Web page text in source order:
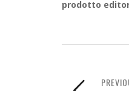
prodotto